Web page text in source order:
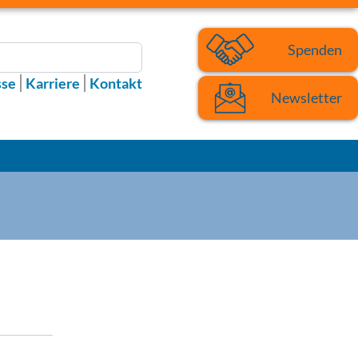
Karriere Kontakt
Spenden
Newsletter